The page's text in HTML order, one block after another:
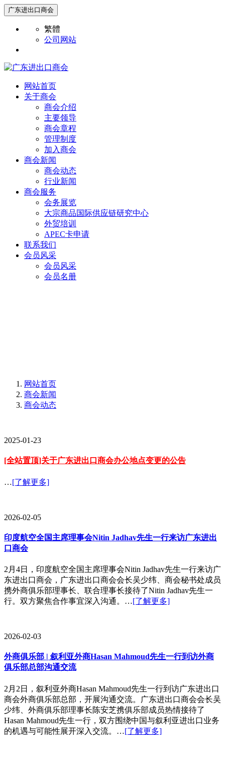
广东进出口商会
繁體
公司网站
网站首页
关于商会
商会介绍
主要领导
商会章程
管理制度
加入商会
商会新闻
商会动态
行业新闻
商会服务
会务展览
大宗商品国际供应链研究中心
外贸培训
APEC卡申请
联系我们
会员风采
会员风采
会员名册
网站首页
商会新闻
商会动态
2025-01-23
[全站置顶]关于广东进出口商会办公地点变更的公告
…[了解更多]
2026-02-05
印度航空全国主席理事会Nitin Jadhav先生一行来访广东进出
口商会
2月4日，印度航空全国主席理事会Nitin Jadhav先生一行来访广
东进出口商会，广东进出口商会会长吴少纬、商会秘书处成员
携外商俱乐部理事长、联合理事长接待了Nitin Jadhav先生一
行。双方聚焦合作事宜深入沟通。…[了解更多]
2026-02-03
外商俱乐部 | 叙利亚外商Hasan Mahmoud先生一行到访外商
俱乐部总部沟通交流
2月2日，叙利亚外商Hasan Mahmoud先生一行到访广东进出口
商会外商俱乐部总部，开展沟通交流。广东进出口商会会长吴
少纬、外商俱乐部理事长陈安芝携俱乐部成员热情接待了
Hasan Mahmoud先生一行，双方围绕中国与叙利亚进出口业务
的机遇与可能性展开深入交流。…[了解更多]